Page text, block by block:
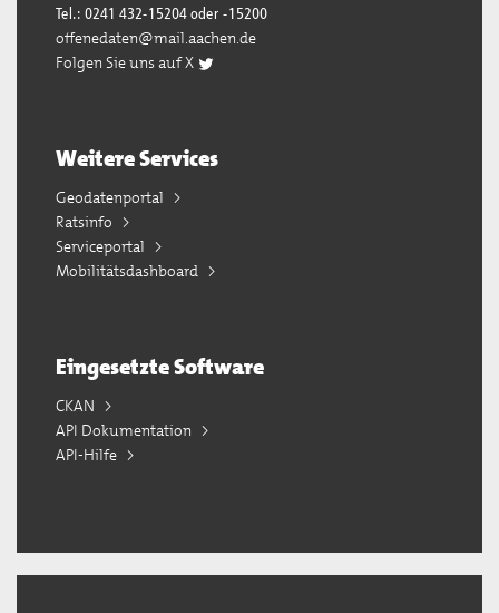
Tel.: 0241 432-15204 oder -15200
offenedaten@mail.aachen.de
Folgen Sie uns auf X
Weitere Services
Geodatenportal
Ratsinfo
Serviceportal
Mobilitätsdashboard
Eingesetzte Software
CKAN
API Dokumentation
API-Hilfe